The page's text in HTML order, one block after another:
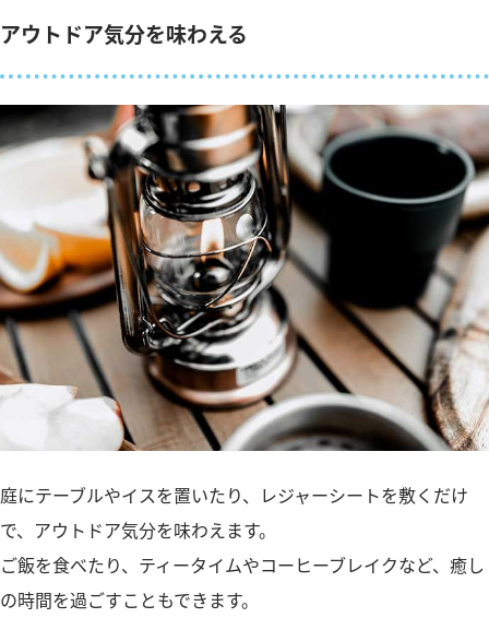
アウトドア気分を味わえる
庭にテーブルやイスを置いたり、レジャーシートを敷くだけ
で、アウトドア気分を味わえます。
ご飯を食べたり、ティータイムやコーヒーブレイクなど、癒し
の時間を過ごすこともできます。